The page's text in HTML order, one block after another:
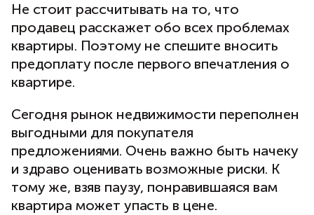
Не стоит рассчитывать на то, что
продавец расскажет обо всех проблемах
квартиры. Поэтому не спешите вносить
предоплату после первого впечатления о
квартире.
Сегодня рынок недвижимости переполнен
выгодными для покупателя
предложениями. Очень важно быть начеку
и здраво оценивать возможные риски. К
тому же, взяв паузу, понравившаяся вам
квартира может упасть в цене.